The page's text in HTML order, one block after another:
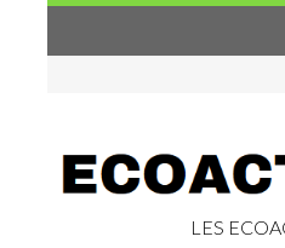
LES